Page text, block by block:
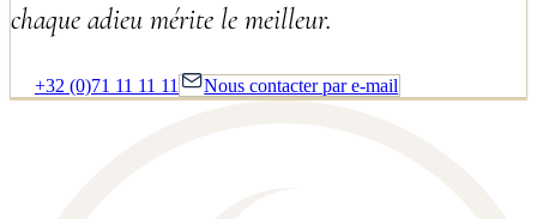
chaque adieu mérite le meilleur.
+32 (0)71 11 11 11 Nous contacter par e-mail